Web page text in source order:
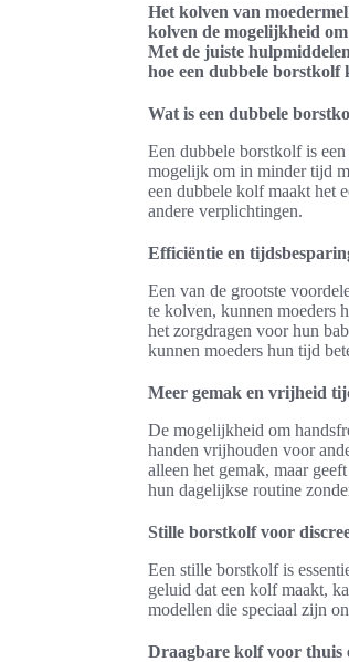
Het kolven van
kolven de mogelijkheid
Met de juiste
hoe een dubbele borstkolf
Wat is een dubbele
Een dubbele borstkolf is
mogelijk om in minder tijd
een dubbele kolf maakt het
andere verplichtingen.
Efficiëntie en
Een van de grootste
te kolven, kunnen moeders
het zorgdragen voor hun
kunnen moeders hun tijd
Meer gemak en vrijheid
De mogelijkheid om
handen vrijhouden voor
alleen het gemak, maar
hun dagelijkse routine
Stille borstkolf voor
Een stille borstkolf is
geluid dat een kolf maakt,
modellen die speciaal zijn
Draagbare kolf voor thuis